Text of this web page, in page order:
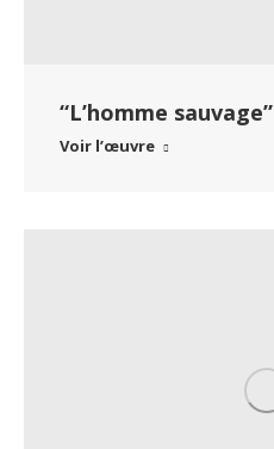
“L’homme sauvage”
Voir l’œuvre